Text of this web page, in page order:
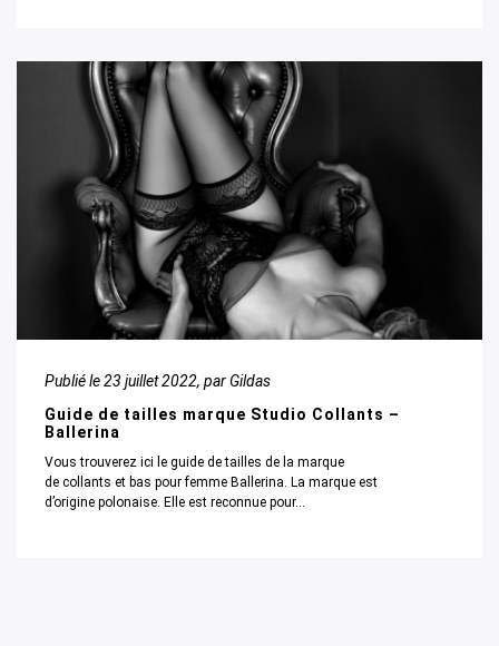
Publié le23 juillet 2022, par Gildas
Guide de tailles marque Studio Collants –
Ballerina
Vous trouverez ici le guide de tailles de la marque
de collants et bas pour femme Ballerina. La marque est
d’origine polonaise. Elle est reconnue pour...